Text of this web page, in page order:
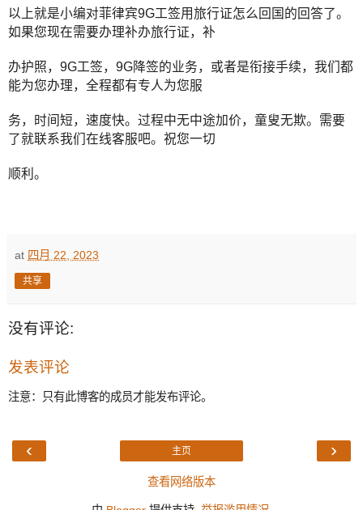
以上就是小编对菲律宾9G工签用旅行证怎么回国的回答了。
如果您现在需要办理补办旅行证，补
办护照，9G工签，9G降签的业务，或者是衔接手续，我们都
能为您办理，全程都有专人为您服
务，时间短，速度快。过程中无中途加价，童叟无欺。需要
了就联系我们在线客服吧。祝您一切
顺利。
at 四月 22, 2023
共享
没有评论:
发表评论
注意：只有此博客的成员才能发布评论。
‹ ›
主页
查看网络版本